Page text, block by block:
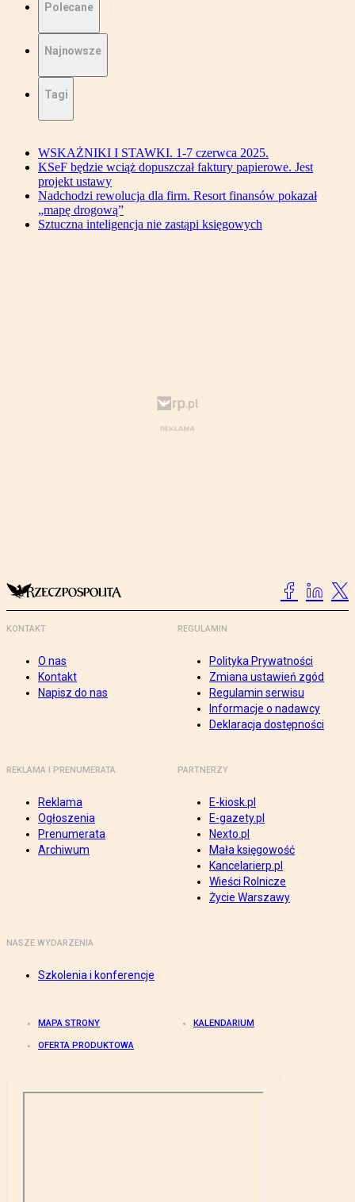
Polecane
Najnowsze
Tagi
WSKAŻNIKI I STAWKI. 1-7 czerwca 2025.
KSeF będzie wciąż dopuszczał faktury papierowe. Jest
projekt ustawy
Nadchodzi rewolucja dla firm. Resort finansów pokazał
„mapę drogową”
Sztuczna inteligencja nie zastąpi księgowych
KONTAKT
O nas
Kontakt
Napisz do nas
REGULAMIN
Polityka Prywatności
Zmiana ustawień zgód
Regulamin serwisu
Informacje o nadawcy
Deklaracja dostępności
REKLAMA I PRENUMERATA
Reklama
Ogłoszenia
Prenumerata
Archiwum
PARTNERZY
E-kiosk.pl
E-gazety.pl
Nexto.pl
Mała księgowość
Kancelarierp.pl
Wieści Rolnicze
Życie Warszawy
NASZE WYDARZENIA
Szkolenia i konferencje
MAPA STRONY KALENDARIUM
OFERTA PRODUKTOWA